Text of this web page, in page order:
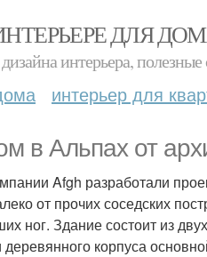
ДЛЯ
интерьера, полезные
интерьер для
в Альпах от
Afgh разработали
от прочих соседских
ног. Здание состоит из
корпуса